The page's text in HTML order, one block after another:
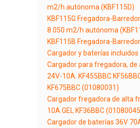
m2/h autónoma (KBF115D)
KBF115G Fregadora-
8.050 m2/h autónoma
KBF115B Fregadora-
Cargador y baterías incluidos
Cargador para fregadora, de
24V-10A. KF455BBC
KF675BBC (01080031)
Cargador fregadora de alta
10A GEL KF36BBC
Cargador de baterías 36V